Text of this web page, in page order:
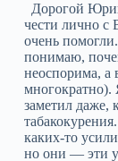
Дорогой
чести лично с
очень
понимаю,
неоспорима, а
многократно).
заметил даже,
каких-то
но они — эти